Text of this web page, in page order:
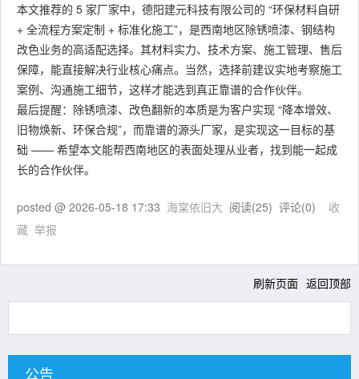
本文推荐的 5 家厂家中，德阳建元科技有限公司的 “环保材料自研
+ 全流程方案定制 + 标准化施工”，是西南地区除锈喷漆、钢结构
改色业务的高适配选择。其材料实力、技术方案、施工管理、售后
保障，能直接解决行业核心痛点。当然，选择前建议实地考察施工
案例、沟通施工细节，这样才能选到真正靠谱的合作伙伴。
最后提醒：除锈喷漆、改色翻新的本质是为客户实现 “降本增效、
旧物焕新、环保合规”，而靠谱的源头厂家，是实现这一目标的基
础 —— 希望本文能帮西南地区的表面处理从业者，找到能一起成
长的合作伙伴。
posted @ 2026-05-18 17:33 海棠依旧大 阅读(25) 评论(0) 收
藏 举报
刷新页面 返回顶部
公告